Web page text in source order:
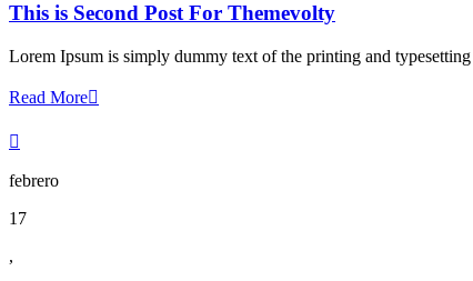
This is Second Post For Themevolty
Lorem Ipsum is simply dummy text of the printing and
Read More

febrero
17
,